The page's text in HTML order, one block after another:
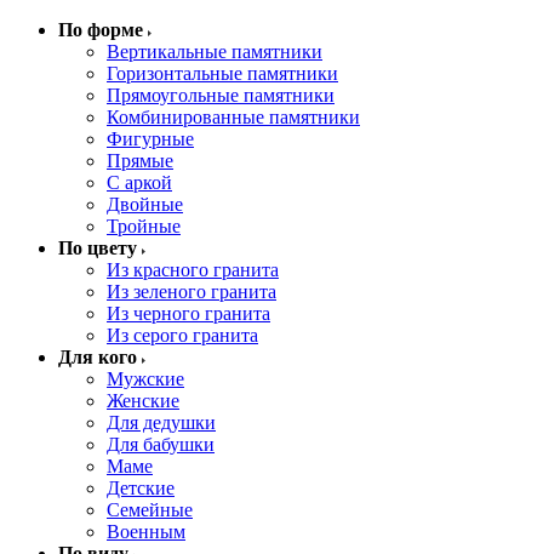
По форме
Вертикальные памятники
Горизонтальные памятники
Прямоугольные памятники
Комбинированные памятники
Фигурные
Прямые
С аркой
Двойные
Тройные
По цвету
Из красного гранита
Из зеленого гранита
Из черного гранита
Из серого гранита
Для кого
Мужские
Женские
Для дедушки
Для бабушки
Маме
Детские
Семейные
Военным